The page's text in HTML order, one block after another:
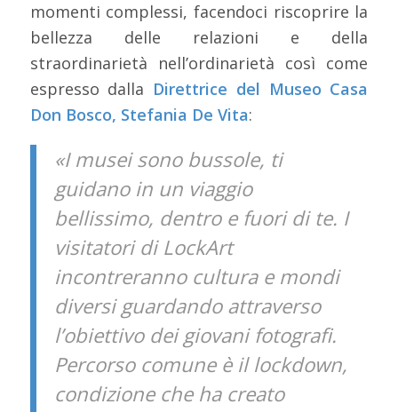
momenti complessi, facendoci riscoprire la
bellezza delle relazioni e della
straordinarietà nell’ordinarietà così come
espresso dalla Direttrice del Museo Casa
Don Bosco, Stefania De Vita:
«I musei sono bussole, ti
guidano in un viaggio
bellissimo, dentro e fuori di te. I
visitatori di LockArt
incontreranno cultura e mondi
diversi guardando attraverso
l’obiettivo dei giovani fotografi.
Percorso comune è il lockdown,
condizione che ha creato